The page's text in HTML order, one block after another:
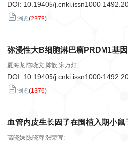
DOI: 10.19405/j.cnki.issn1000-
浏览(2373)
弥漫性大B细胞淋巴瘤PRDM1基
夏海龙;陈晓文;陈歆;宋万灯;
DOI: 10.19405/j.cnki.issn1000-
浏览(1376)
血管内皮生长因子在围植入期小
高晓妹;陈晓蓉;张荣宜;